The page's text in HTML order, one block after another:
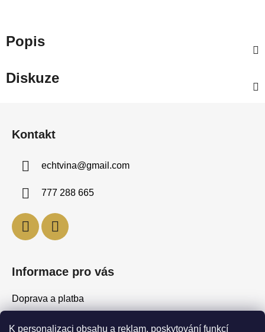
K personalizaci obsahu a reklam, poskytování funkcí
Popis
Diskuze
Kontakt
echtvina@gmail.com
777 288 665
Informace pro vás
Doprava a platba